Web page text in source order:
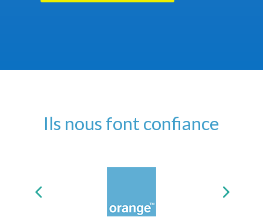
Ils nous font confiance